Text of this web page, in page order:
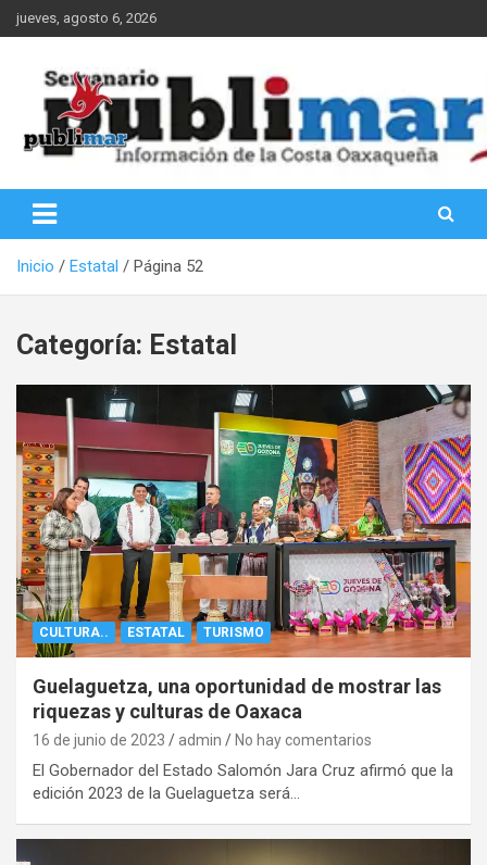
Saltar
al
jueves, agosto 6, 2026
PubliMar
Inicio Estatal Página 52
Categoría: Estatal
CULTURA.. ESTATAL TURISMO
Guelaguetza, una oportunidad de mostrar las
riquezas y culturas de Oaxaca
16 de junio de 2023 admin No hay comentarios
El Gobernador del Estado Salomón Jara Cruz afirmó que la
edición 2023 de la Guelaguetza será…